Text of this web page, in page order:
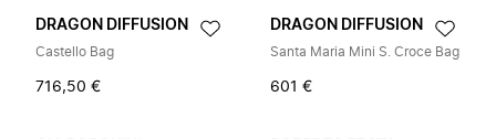
DRAGON DIFFUSION
Castello Bag
716,50 €
DRAGON DIFFUSION
Santa Maria Mini S. Croce Bag
601 €